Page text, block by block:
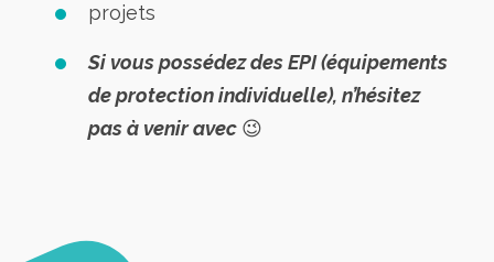
projets
Si vous possédez des EPI (équipements
de protection individuelle), n’hésitez
pas à venir avec 😉